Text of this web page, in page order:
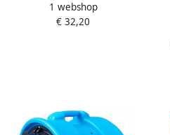
ventilatoren | 330mm x
3Mtr SBL4001SZ
1 webshop
€ 32,20